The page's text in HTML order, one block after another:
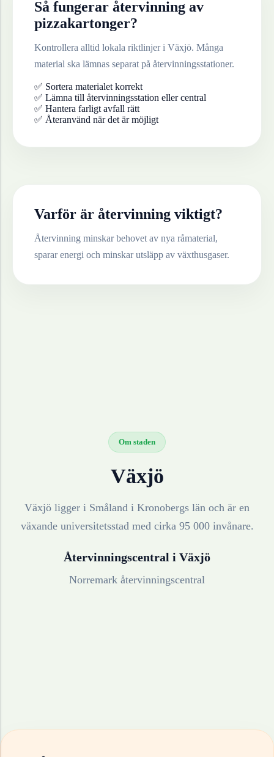
Så fungerar återvinning av
pizzakartonger?
Kontrollera alltid lokala riktlinjer i Växjö. Många
material ska lämnas separat på återvinningsstationer.
✅ Sortera materialet korrekt
✅ Lämna till återvinningsstation eller central
✅ Hantera farligt avfall rätt
✅ Återanvänd när det är möjligt
Varför är återvinning viktigt?
Återvinning minskar behovet av nya råmaterial,
sparar energi och minskar utsläpp av växthusgaser.
Om staden
Växjö
Växjö ligger i Småland i Kronobergs län och är en
växande universitetsstad med cirka 95 000 invånare.
Återvinningscentral i Växjö
Norremark återvinningscentral